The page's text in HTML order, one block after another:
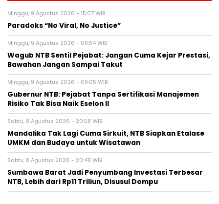
Minggu, 9 Agustus 2026 - 15:07 WIB
Paradoks “No Viral, No Justice”
Minggu, 9 Agustus 2026 - 09:54 WIB
Wagub NTB Sentil Pejabat: Jangan Cuma Kejar Prestasi,
Bawahan Jangan Sampai Takut
Minggu, 9 Agustus 2026 - 09:05 WIB
Gubernur NTB: Pejabat Tanpa Sertifikasi Manajemen
Risiko Tak Bisa Naik Eselon II
Sabtu, 8 Agustus 2026 - 20:58 WIB
Mandalika Tak Lagi Cuma Sirkuit, NTB Siapkan Etalase
UMKM dan Budaya untuk Wisatawan
Sabtu, 8 Agustus 2026 - 20:49 WIB
Sumbawa Barat Jadi Penyumbang Investasi Terbesar
NTB, Lebih dari Rp11 Triliun, Disusul Dompu